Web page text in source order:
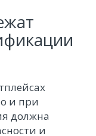
и при
должна
и